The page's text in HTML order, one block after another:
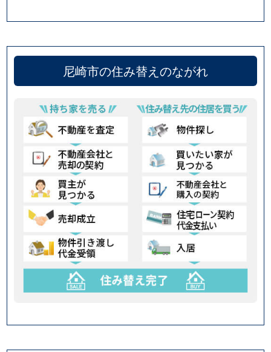
尼崎市の住み替えのながれ